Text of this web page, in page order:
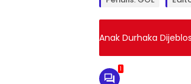
Anak Durhaka
1